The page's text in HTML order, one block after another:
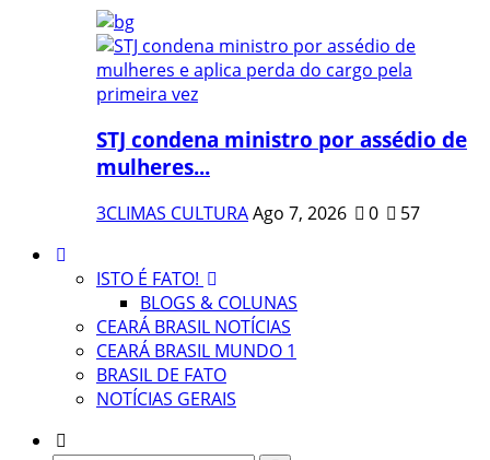
STJ condena ministro por assédio de
mulheres...
3CLIMAS CULTURAAgo 7, 2026 0 57
ISTO É FATO!
BLOGS & COLUNAS
CEARÁ BRASIL NOTÍCIAS
CEARÁ BRASIL MUNDO 1
BRASIL DE FATO
NOTÍCIAS GERAIS